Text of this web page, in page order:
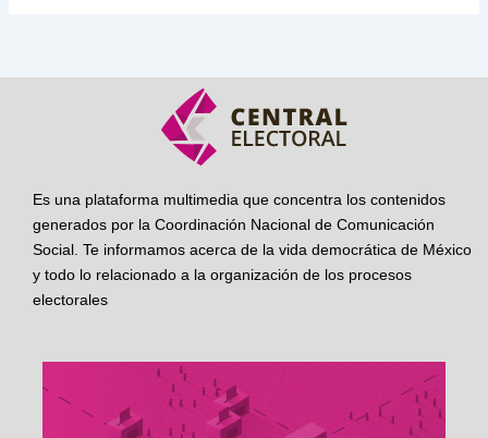
Es una plataforma multimedia que concentra los contenidos
generados por la Coordinación Nacional de Comunicación
Social. Te informamos acerca de la vida democrática de México
y todo lo relacionado a la organización de los procesos
electorales